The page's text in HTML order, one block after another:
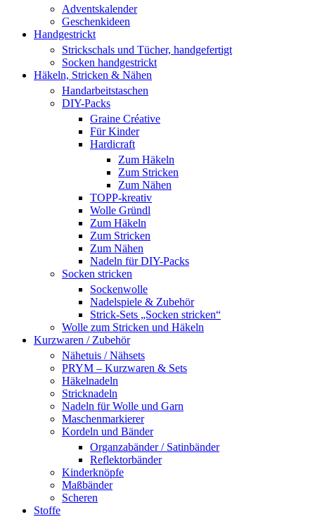
Adventskalender
Geschenkideen
Handgestrickt
Strickschals und Tücher, handgefertigt
Socken handgestrickt
Häkeln, Stricken & Nähen
Handarbeitstaschen
DIY-Packs
Graine Créative
Für Kinder
Hardicraft
Zum Häkeln
Zum Stricken
Zum Nähen
TOPP-kreativ
Wolle Gründl
Zum Häkeln
Zum Stricken
Zum Nähen
Nadeln für DIY-Packs
Socken stricken
Sockenwolle
Nadelspiele & Zubehör
Strick-Sets „Socken stricken“
Wolle zum Stricken und Häkeln
Kurzwaren / Zubehör
Nähetuis / Nähsets
PRYM – Kurzwaren & Sets
Häkelnadeln
Stricknadeln
Nadeln für Wolle und Garn
Maschenmarkierer
Kordeln und Bänder
Organzabänder / Satinbänder
Reflektorbänder
Kinderknöpfe
Maßbänder
Scheren
Stoffe